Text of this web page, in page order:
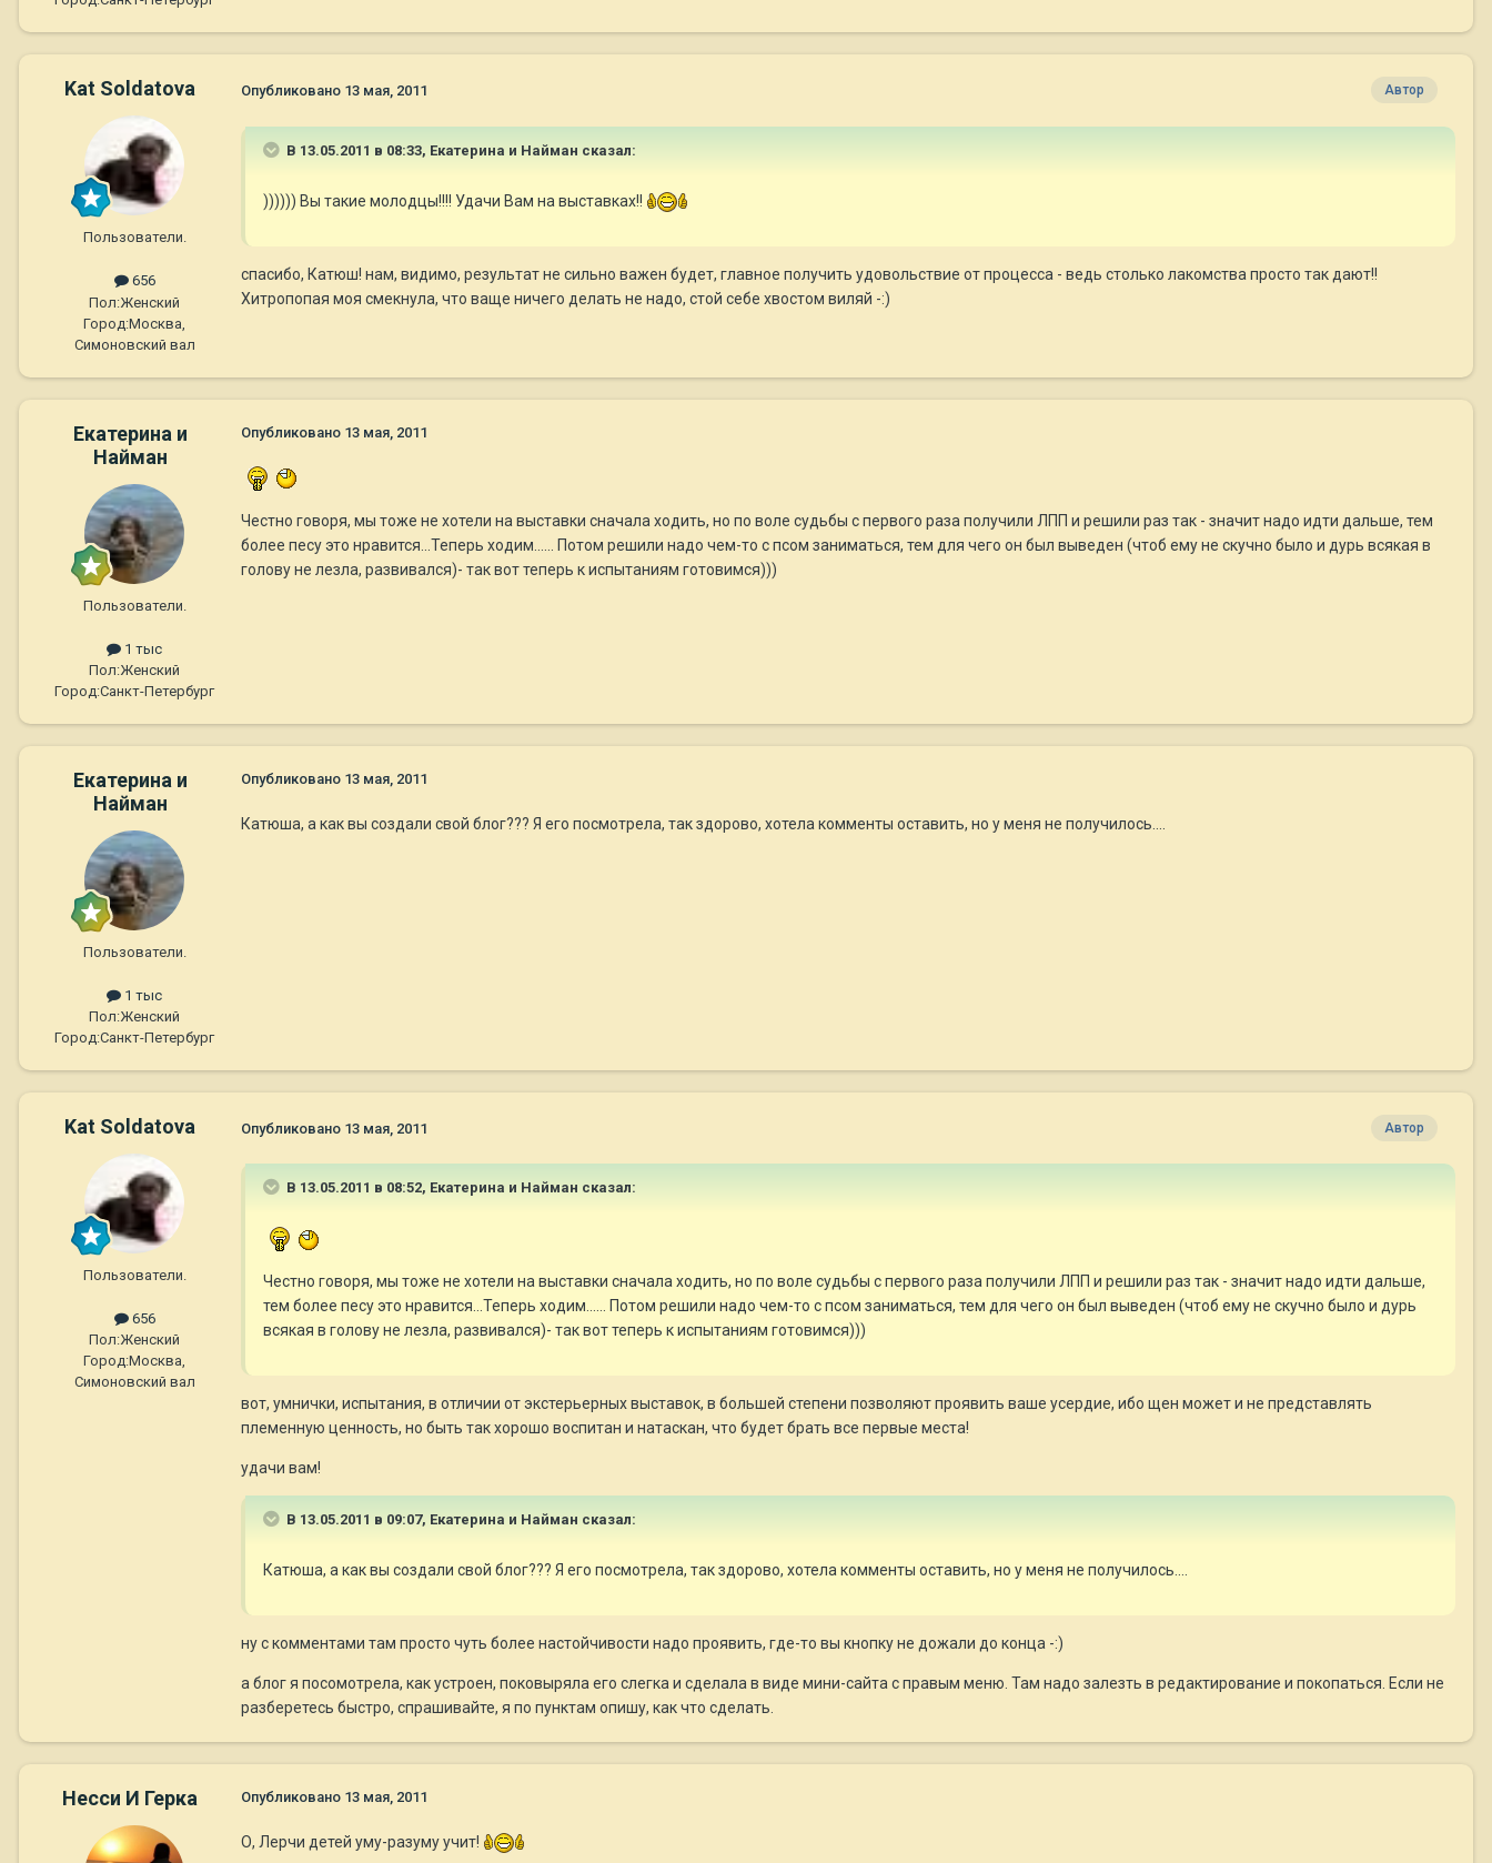
Kat Soldatova
Пользователи.
656
Пол:Женский
Город:Москва,
Симоновский вал
Автор
Опубликовано 13 мая, 2011
В 13.05.2011 в 08:33, Екатерина и Найман сказал:
)))))) Вы такие молодцы!!!! Удачи Вам на выставках!!
спасибо, Катюш! нам, видимо, результат не сильно важен будет, главное получить удовольствие от процесса - ведь столько лакомства просто так дают!!
Хитропопая моя смекнула, что ваще ничего делать не надо, стой себе хвостом виляй -:)
Екатерина и
Найман
Пользователи.
1 тыс
Пол:Женский
Город:Санкт-Петербург
Опубликовано 13 мая, 2011
Честно говоря, мы тоже не хотели на выставки сначала ходить, но по воле судьбы с первого раза получили ЛПП и решили раз так - значит надо идти дальше, тем
более песу это нравится...Теперь ходим...... Потом решили надо чем-то с псом заниматься, тем для чего он был выведен (чтоб ему не скучно было и дурь всякая в
голову не лезла, развивался)- так вот теперь к испытаниям готовимся)))
Екатерина и
Найман
Пользователи.
1 тыс
Пол:Женский
Город:Санкт-Петербург
Опубликовано 13 мая, 2011
Катюша, а как вы создали свой блог??? Я его посмотрела, так здорово, хотела комменты оставить, но у меня не получилось....
Kat Soldatova
Пользователи.
656
Пол:Женский
Город:Москва,
Симоновский вал
Автор
Опубликовано 13 мая, 2011
В 13.05.2011 в 08:52, Екатерина и Найман сказал:
Честно говоря, мы тоже не хотели на выставки сначала ходить, но по воле судьбы с первого раза получили ЛПП и решили раз так - значит надо идти дальше,
тем более песу это нравится...Теперь ходим...... Потом решили надо чем-то с псом заниматься, тем для чего он был выведен (чтоб ему не скучно было и дурь
всякая в голову не лезла, развивался)- так вот теперь к испытаниям готовимся)))
вот, умнички, испытания, в отличии от экстерьерных выставок, в большей степени позволяют проявить ваше усердие, ибо щен может и не представлять
племенную ценность, но быть так хорошо воспитан и натаскан, что будет брать все первые места!
удачи вам!
В 13.05.2011 в 09:07, Екатерина и Найман сказал:
Катюша, а как вы создали свой блог??? Я его посмотрела, так здорово, хотела комменты оставить, но у меня не получилось....
ну с комментами там просто чуть более настойчивости надо проявить, где-то вы кнопку не дожали до конца -:)
а блог я посомотрела, как устроен, поковыряла его слегка и сделала в виде мини-сайта с правым меню. Там надо залезть в редактирование и покопаться. Если не
разберетесь быстро, спрашивайте, я по пунктам опишу, как что сделать.
Несси И Герка Опубликовано 13 мая, 2011
О, Лерчи детей уму-разуму учит!